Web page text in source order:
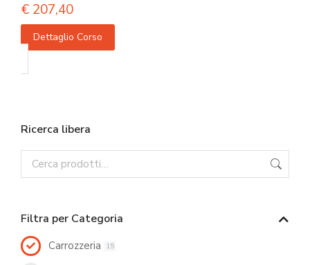
€ 207,40
Dettaglio Corso
Ricerca libera
Filtra per Categoria
Carrozzeria 15